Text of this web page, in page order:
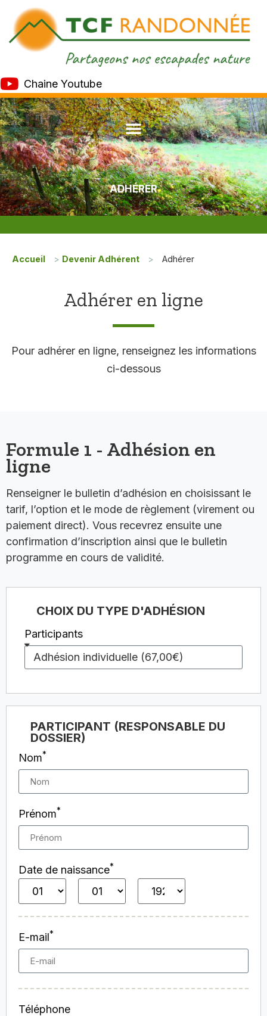
Chaine Youtube
ADHÉRER
Accueil > Devenir Adhérent > Adhérer
Adhérer en ligne
Pour adhérer en ligne, renseignez les informations
ci-dessous
Formule 1 - Adhésion en
ligne
Renseigner le bulletin d’adhésion en choisissant le
tarif, l’option et le mode de règlement (virement ou
paiement direct). Vous recevrez ensuite une
confirmation d’inscription ainsi que le bulletin
programme en cours de validité.
CHOIX DU TYPE D'ADHÉSION
Participants
PARTICIPANT (RESPONSABLE DU
DOSSIER)
Nom*
Prénom*
Date de naissance*
E-mail*
Téléphone